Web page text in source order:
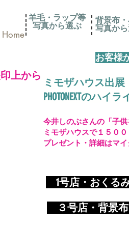
Home
上から
羊毛・ラップ等
写真から選ぶ
背景布
写真か
お客様
ミモザハウス出
PHOTONEXTのハ
1号店・おくる
​ ３号店・背景
今井しのぶさんの「子
ミモザハウスで１５０
プレゼント・詳細はマ